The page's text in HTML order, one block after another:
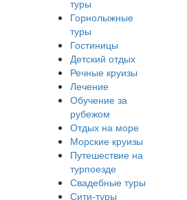
туры
Горнолыжные
туры
Гостиницы
Детский отдых
Речные круизы
Лечение
Обучение за
рубежом
Отдых на море
Морские круизы
Путешествие на
турпоезде
Свадебные туры
Сити-туры